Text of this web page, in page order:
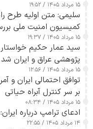
۱۵ مرداد ۱۴۰۵ / ۱۹:۵۲
سلیمی: متن اولیه طرح
کمیسیون امنیت ملی
۱۵ مرداد ۱۴۰۵ / ۱۹:۳۷
سید عمار حکیم
پژوهشی عراق و ایران شد
۱۵ مرداد ۱۴۰۵ / ۱۲:۵۶
توافق احتمالی ایران و
بر سر کنترل آبراه حیاتی
۱۵ مرداد ۱۴۰۵ / ۰۸:۳۴
ادعای ترامپ درباره
۱۴ مرداد ۱۴۰۵ / ۲۲:۵۵